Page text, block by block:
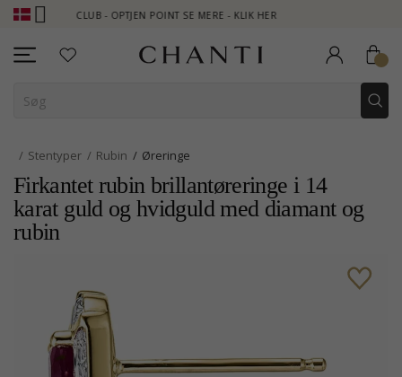
CLUB - OPTJEN POINT SE MERE - KLIK HER
Stentyper Rubin Øreringe
Firkantet rubin brillantøreringe i 14
karat guld og hvidguld med diamant og
rubin